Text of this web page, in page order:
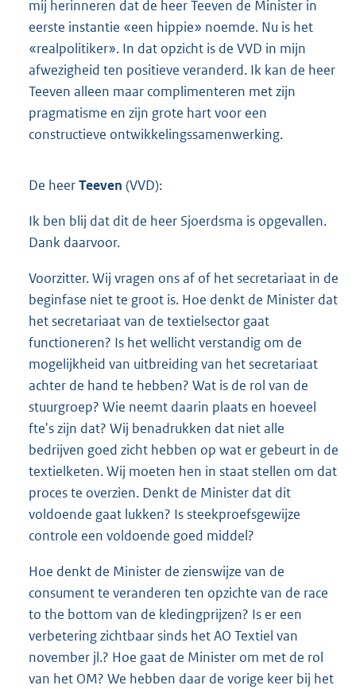
mij herinneren dat de heer Teeven de Minister in
eerste instantie «een hippie» noemde. Nu is het
«realpolitiker». In dat opzicht is de VVD in mijn
afwezigheid ten positieve veranderd. Ik kan de heer
Teeven alleen maar complimenteren met zijn
pragmatisme en zijn grote hart voor een
constructieve ontwikkelingssamenwerking.
De heerTeeven (VVD):
Ik ben blij dat dit de heer Sjoerdsma is opgevallen.
Dank daarvoor.
Voorzitter. Wij vragen ons af of het secretariaat in de
beginfase niet te groot is. Hoe denkt de Minister dat
het secretariaat van de textielsector gaat
functioneren? Is het wellicht verstandig om de
mogelijkheid van uitbreiding van het secretariaat
achter de hand te hebben? Wat is de rol van de
stuurgroep? Wie neemt daarin plaats en hoeveel
fte's zijn dat? Wij benadrukken dat niet alle
bedrijven goed zicht hebben op wat er gebeurt in de
textielketen. Wij moeten hen in staat stellen om dat
proces te overzien. Denkt de Minister dat dit
voldoende gaat lukken? Is steekproefsgewijze
controle een voldoende goed middel?
Hoe denkt de Minister de zienswijze van de
consument te veranderen ten opzichte van de race
to the bottom van de kledingprijzen? Is er een
verbetering zichtbaar sinds het AO Textiel van
november jl.? Hoe gaat de Minister om met de rol
van het OM? We hebben daar de vorige keer bij het